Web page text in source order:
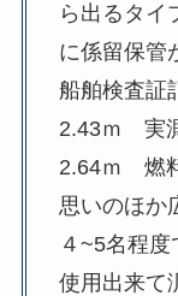
ら出るタイ
に係留保管
船舶検査証
2.43ｍ 実
2.64ｍ 燃
思いのほか
４~5名程
使用出来て